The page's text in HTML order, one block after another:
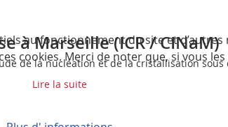
à Marseille (ICR / CINaM)
de la nucléation et de la cristallisation
Lire la suite
au fonctionnement du site et
cookies. Merci de noter que, si vous